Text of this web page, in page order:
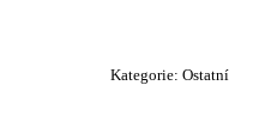
Kategorie: Ostatní